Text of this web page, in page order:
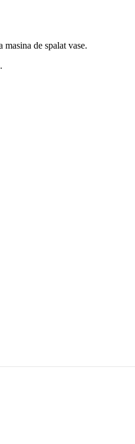
masina de spalat vase.